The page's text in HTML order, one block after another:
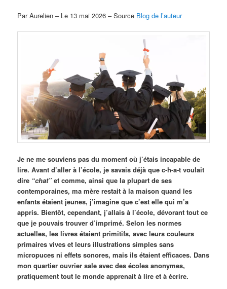
Par Aurelien – Le 13 mai 2026 – Source Blog de l’auteur
Je ne me souviens pas du moment où j’étais incapable de
lire. Avant d’aller à l’école, je savais déjà que c-h-a-t voulait
dire “chat” et comme, ainsi que la plupart de ses
contemporaines, ma mère restait à la maison quand les
enfants étaient jeunes, j’imagine que c’est elle qui m’a
appris. Bientôt, cependant, j’allais à l’école, dévorant tout ce
que je pouvais trouver d’imprimé. Selon les normes
actuelles, les livres étaient primitifs, avec leurs couleurs
primaires vives et leurs illustrations simples sans
micropuces ni effets sonores, mais ils étaient efficaces. Dans
mon quartier ouvrier sale avec des écoles anonymes,
pratiquement tout le monde apprenait à lire et à écrire.